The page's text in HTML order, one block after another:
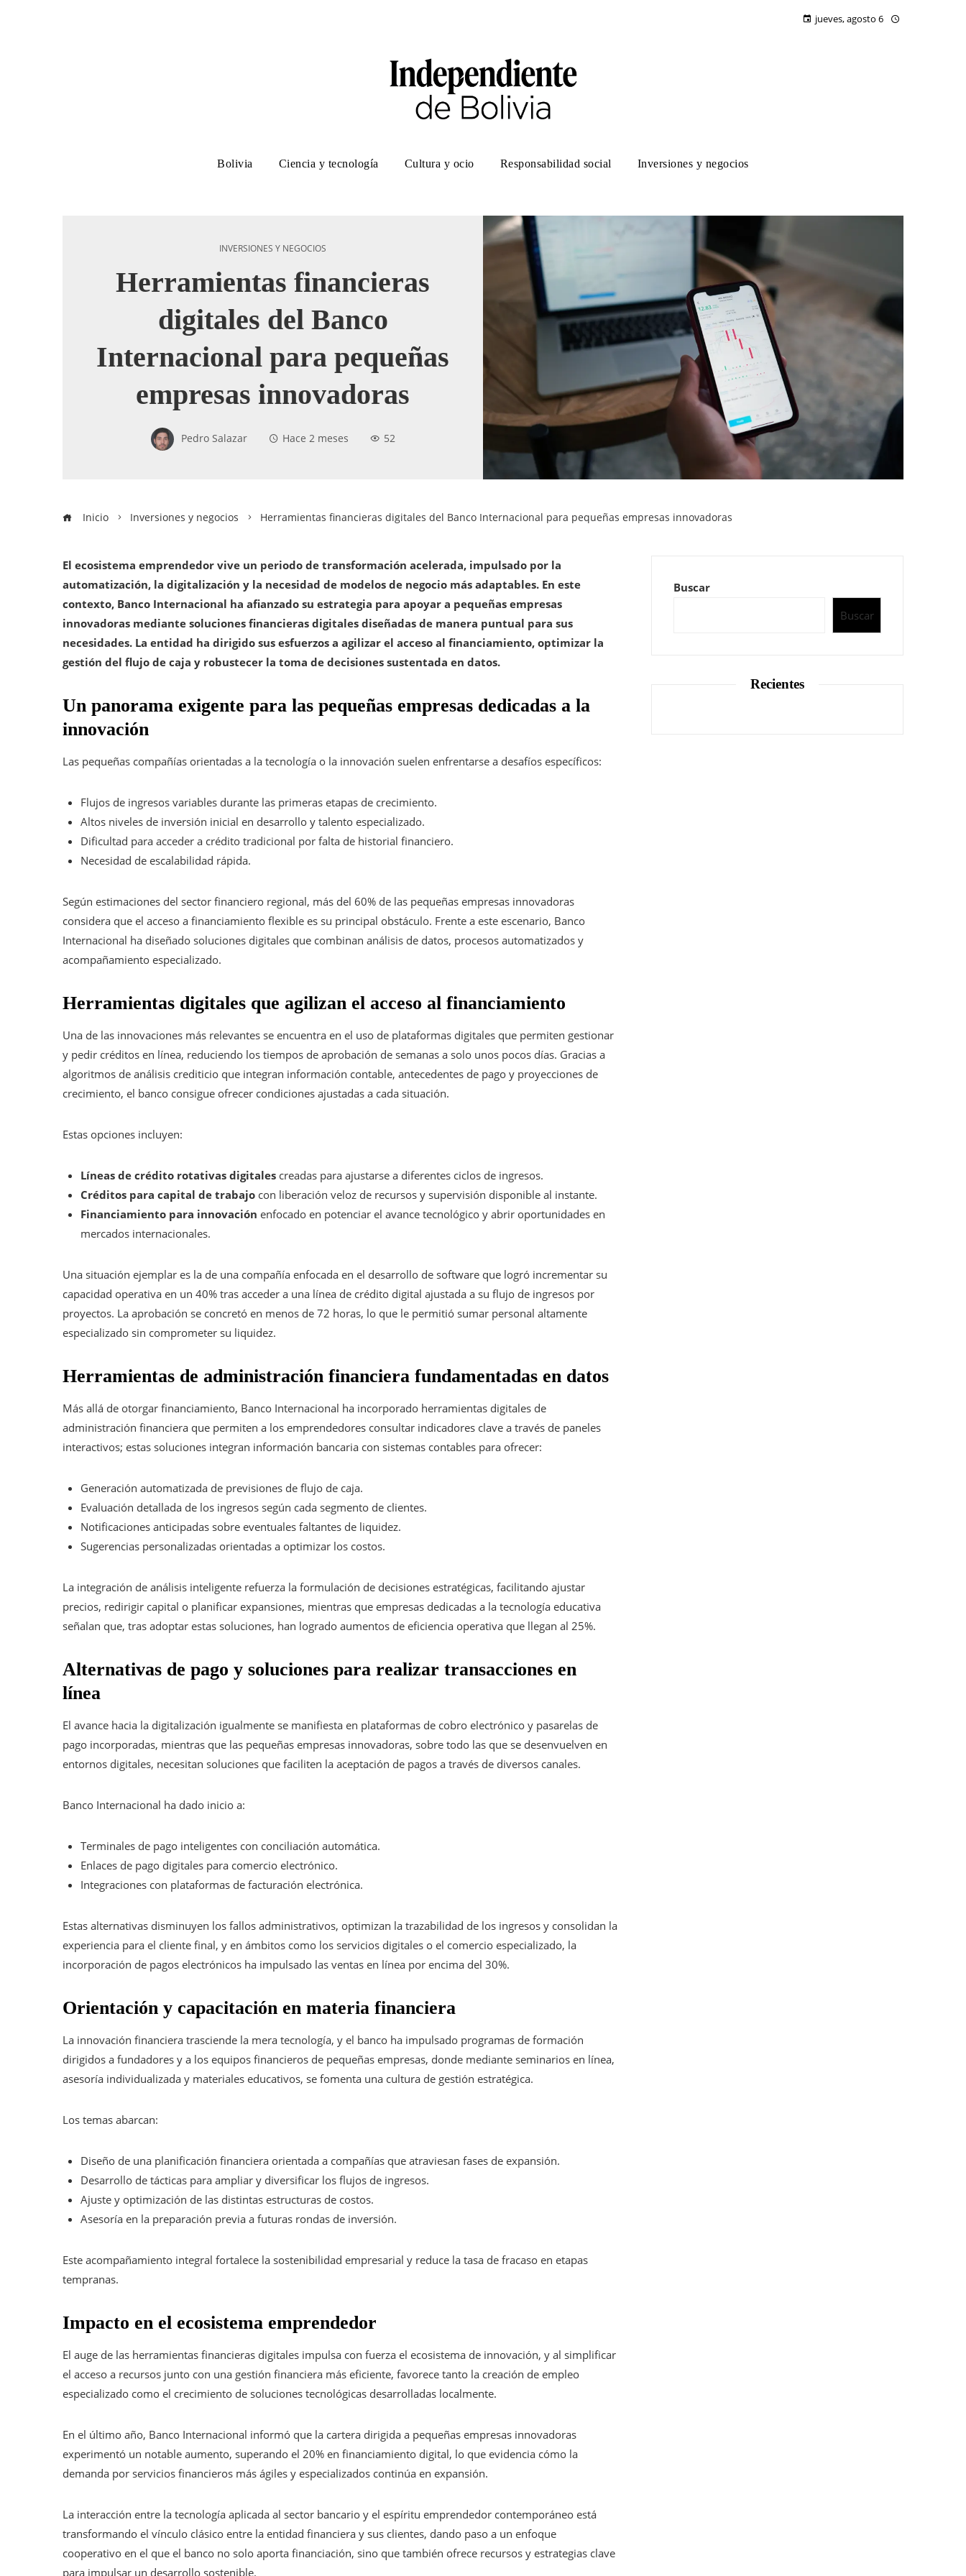
jueves, agosto 6
Bolivia Ciencia y tecnología Cultura y ocio Responsabilidad social Inversiones y negocios
INVERSIONES Y NEGOCIOS
Herramientas financieras
digitales del Banco
Internacional para pequeñas
empresas innovadoras
Pedro Salazar Hace 2 meses 52
Inicio Inversiones y negocios Herramientas financieras digitales del Banco Internacional para pequeñas empresas innovadoras
El ecosistema emprendedor vive un periodo de transformación acelerada, impulsado por la
automatización, la digitalización y la necesidad de modelos de negocio más adaptables. En este
contexto, Banco Internacional ha afianzado su estrategia para apoyar a pequeñas empresas
innovadoras mediante soluciones financieras digitales diseñadas de manera puntual para sus
necesidades. La entidad ha dirigido sus esfuerzos a agilizar el acceso al financiamiento, optimizar la
gestión del flujo de caja y robustecer la toma de decisiones sustentada en datos.
Un panorama exigente para las pequeñas empresas dedicadas a la
innovación
Las pequeñas compañías orientadas a la tecnología o la innovación suelen enfrentarse a desafíos específicos:
Flujos de ingresos variables durante las primeras etapas de crecimiento.
Altos niveles de inversión inicial en desarrollo y talento especializado.
Dificultad para acceder a crédito tradicional por falta de historial financiero.
Necesidad de escalabilidad rápida.
Según estimaciones del sector financiero regional, más del 60% de las pequeñas empresas innovadoras
considera que el acceso a financiamiento flexible es su principal obstáculo. Frente a este escenario, Banco
Internacional ha diseñado soluciones digitales que combinan análisis de datos, procesos automatizados y
acompañamiento especializado.
Herramientas digitales que agilizan el acceso al financiamiento
Una de las innovaciones más relevantes se encuentra en el uso de plataformas digitales que permiten gestionar
y pedir créditos en línea, reduciendo los tiempos de aprobación de semanas a solo unos pocos días. Gracias a
algoritmos de análisis crediticio que integran información contable, antecedentes de pago y proyecciones de
crecimiento, el banco consigue ofrecer condiciones ajustadas a cada situación.
Estas opciones incluyen:
Líneas de crédito rotativas digitales creadas para ajustarse a diferentes ciclos de ingresos.
Créditos para capital de trabajo con liberación veloz de recursos y supervisión disponible al instante.
Financiamiento para innovación enfocado en potenciar el avance tecnológico y abrir oportunidades en
mercados internacionales.
Una situación ejemplar es la de una compañía enfocada en el desarrollo de software que logró incrementar su
capacidad operativa en un 40% tras acceder a una línea de crédito digital ajustada a su flujo de ingresos por
proyectos. La aprobación se concretó en menos de 72 horas, lo que le permitió sumar personal altamente
especializado sin comprometer su liquidez.
Herramientas de administración financiera fundamentadas en datos
Más allá de otorgar financiamiento, Banco Internacional ha incorporado herramientas digitales de
administración financiera que permiten a los emprendedores consultar indicadores clave a través de paneles
interactivos; estas soluciones integran información bancaria con sistemas contables para ofrecer:
Generación automatizada de previsiones de flujo de caja.
Evaluación detallada de los ingresos según cada segmento de clientes.
Notificaciones anticipadas sobre eventuales faltantes de liquidez.
Sugerencias personalizadas orientadas a optimizar los costos.
La integración de análisis inteligente refuerza la formulación de decisiones estratégicas, facilitando ajustar
precios, redirigir capital o planificar expansiones, mientras que empresas dedicadas a la tecnología educativa
señalan que, tras adoptar estas soluciones, han logrado aumentos de eficiencia operativa que llegan al 25%.
Alternativas de pago y soluciones para realizar transacciones en
línea
El avance hacia la digitalización igualmente se manifiesta en plataformas de cobro electrónico y pasarelas de
pago incorporadas, mientras que las pequeñas empresas innovadoras, sobre todo las que se desenvuelven en
entornos digitales, necesitan soluciones que faciliten la aceptación de pagos a través de diversos canales.
Banco Internacional ha dado inicio a:
Terminales de pago inteligentes con conciliación automática.
Enlaces de pago digitales para comercio electrónico.
Integraciones con plataformas de facturación electrónica.
Estas alternativas disminuyen los fallos administrativos, optimizan la trazabilidad de los ingresos y consolidan la
experiencia para el cliente final, y en ámbitos como los servicios digitales o el comercio especializado, la
incorporación de pagos electrónicos ha impulsado las ventas en línea por encima del 30%.
Orientación y capacitación en materia financiera
La innovación financiera trasciende la mera tecnología, y el banco ha impulsado programas de formación
dirigidos a fundadores y a los equipos financieros de pequeñas empresas, donde mediante seminarios en línea,
asesoría individualizada y materiales educativos, se fomenta una cultura de gestión estratégica.
Los temas abarcan:
Diseño de una planificación financiera orientada a compañías que atraviesan fases de expansión.
Desarrollo de tácticas para ampliar y diversificar los flujos de ingresos.
Ajuste y optimización de las distintas estructuras de costos.
Asesoría en la preparación previa a futuras rondas de inversión.
Este acompañamiento integral fortalece la sostenibilidad empresarial y reduce la tasa de fracaso en etapas
tempranas.
Impacto en el ecosistema emprendedor
El auge de las herramientas financieras digitales impulsa con fuerza el ecosistema de innovación, y al simplificar
el acceso a recursos junto con una gestión financiera más eficiente, favorece tanto la creación de empleo
especializado como el crecimiento de soluciones tecnológicas desarrolladas localmente.
En el último año, Banco Internacional informó que la cartera dirigida a pequeñas empresas innovadoras
experimentó un notable aumento, superando el 20% en financiamiento digital, lo que evidencia cómo la
demanda por servicios financieros más ágiles y especializados continúa en expansión.
La interacción entre la tecnología aplicada al sector bancario y el espíritu emprendedor contemporáneo está
transformando el vínculo clásico entre la entidad financiera y sus clientes, dando paso a un enfoque
cooperativo en el que el banco no solo aporta financiación, sino que también ofrece recursos y estrategias clave
para impulsar un desarrollo sostenible.
Buscar
Buscar
Recientes